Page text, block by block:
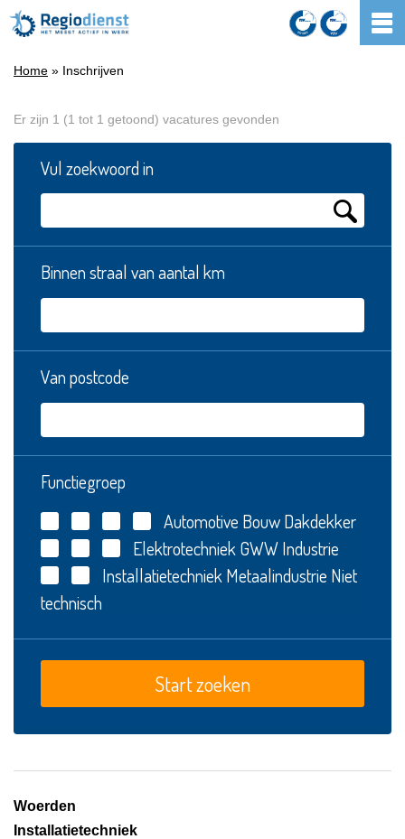
Home » Inschrijven
Er zijn 1 (1 tot 1 getoond) vacatures gevonden
Vul zoekwoord in
Binnen straal van aantal km
Van postcode
Functiegroep
Automotive BouwDakdekker
Elektrotechniek GWWIndustrie
Installatietechniek Metaalindustrie Niet
technisch
Woerden
Installatietechniek